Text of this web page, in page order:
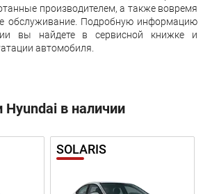
производителем, а также вовремя
обслуживание. Подробную информацию
вы найдете в сервисной книжке и
автомобиля.
Hyundai в наличии
SOLARIS